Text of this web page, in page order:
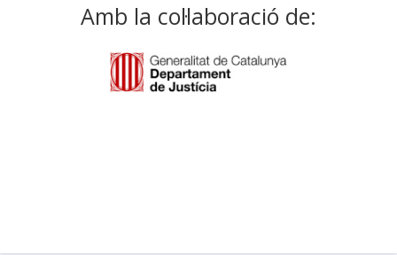
Amb la col·laboració de: